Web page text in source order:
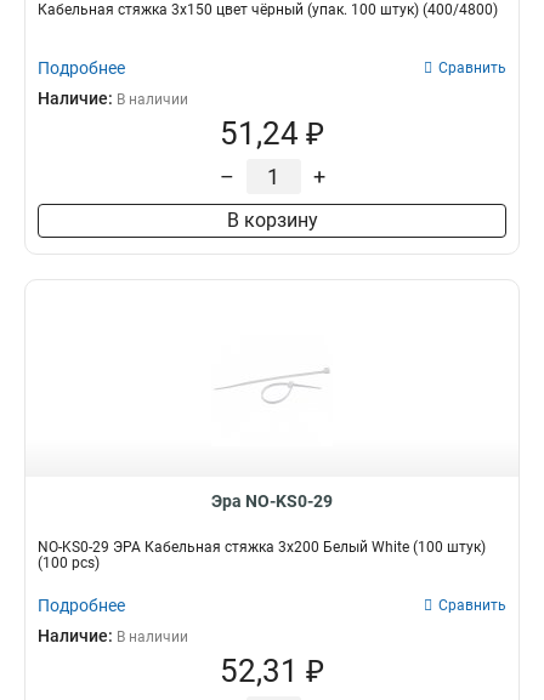
Кабельная стяжка 3х150 цвет чёрный (упак. 100 штук) (400/4800)
Подробнее Сравнить
Наличие: В наличии
51,24 ₽
– +
В корзину
Эра NO-KS0-29
NO-KS0-29 ЭРА Кабельная стяжка 3x200 Белый White (100 штук)
(100 pcs)
Подробнее Сравнить
Наличие: В наличии
52,31 ₽